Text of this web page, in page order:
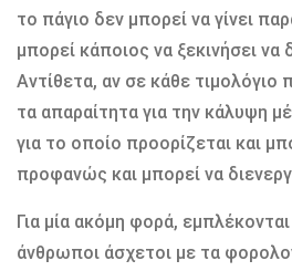
το πάγιο δεν µπορεί να γίνει
µπορεί κάποιος να ξεκινήσει να
Αντίθετα, αν σε κάθε τιµολόγιο
τα απαραίτητα για την κάλυψη
για το οποίο προορίζεται και
προφανώς και µπορεί να
Για µία ακόµη φορά,
άνθρωποι άσχετοι µε τα